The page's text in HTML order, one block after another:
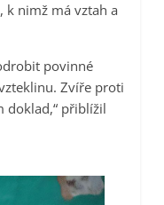
k nimž má vztah a
povinné
Zvíře proti
doklad,“ přiblížil